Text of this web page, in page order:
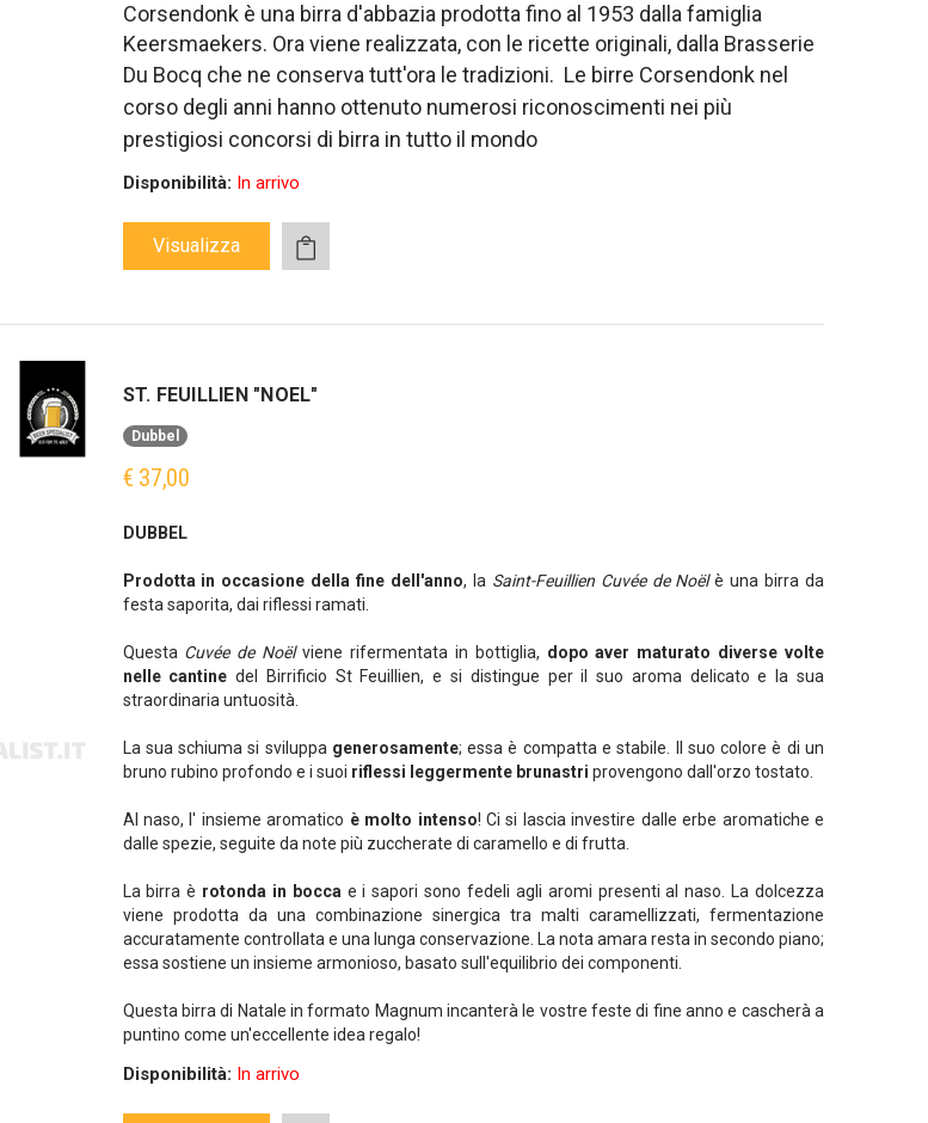
Corsendonk è una birra d'abbazia prodotta fino al 1953 dalla famiglia
Keersmaekers. Ora viene realizzata, con le ricette originali, dalla Brasserie
Du Bocq che ne conserva tutt'ora le tradizioni. Le birre Corsendonk nel
corso degli anni hanno ottenuto numerosi riconoscimenti nei più
prestigiosi concorsi di birra in tutto il mondo
Disponibilità: In arrivo
Visualizza
ST. FEUILLIEN "NOEL"
Dubbel
€ 37,00
DUBBEL
Prodotta in occasione della fine dell'anno, la Saint-Feuillien Cuvée de Noëlè una birra da
festa saporita, dai riflessi ramati.
Questa Cuvée de Noëlviene rifermentata in bottiglia, dopo aver maturato diverse volte
nelle cantine del Birrificio St Feuillien, e si distingue per il suo aroma delicato e la sua
straordinaria untuosità.
La sua schiuma si sviluppa generosamente; essa è compatta e stabile. Il suo colore è di un
bruno rubino profondo e i suoi riflessi leggermente brunastri provengono dall'orzo tostato.
Al naso, l' insieme aromatico è molto intenso! Ci si lascia investire dalle erbe aromatiche e
dalle spezie, seguite da note più zuccherate di caramello e di frutta.
La birra è rotonda in bocca e i sapori sono fedeli agli aromi presenti al naso. La dolcezza
viene prodotta da una combinazione sinergica tra malti caramellizzati, fermentazione
accuratamente controllata e una lunga conservazione. La nota amara resta in secondo piano;
essa sostiene un insieme armonioso, basato sull'equilibrio dei componenti.
Questa birra di Natale in formato Magnum incanterà le vostre feste di fine anno e cascherà a
puntino come un'eccellente idea regalo!
Disponibilità: In arrivo